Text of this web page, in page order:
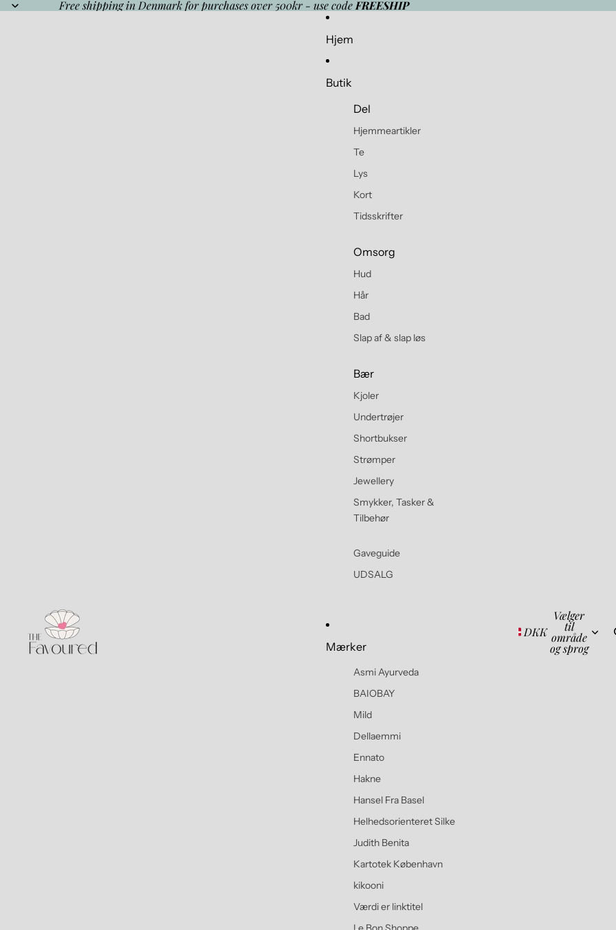
Free shipping in Denmark for purchases over 500kr - use code FREESHIP
Hjem
Butik
Del
Hjemmeartikler
Te
Lys
Kort
Tidsskrifter
Omsorg
Hud
Hår
Bad
Slap af & slap løs
Bær
Kjoler
Undertrøjer
Shortbukser
Strømper
Jewellery
Smykker, Tasker &
Tilbehør
Gaveguide
UDSALG
Mærker
Asmi Ayurveda
BAIOBAY
Mild
Dellaemmi
Ennato
Hakne
Hansel Fra Basel
Helhedsorienteret Silke
Judith Benita
Kartotek København
kikooni
Værdi er linktitel
DKK
Vælger
til
område
og sprog